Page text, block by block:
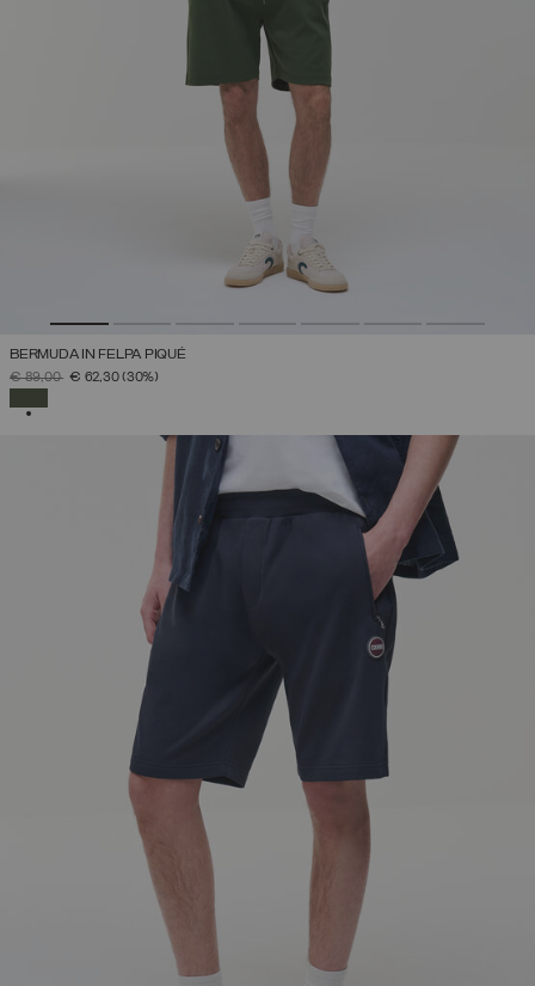
BERMUDA IN FELPA PIQUÉ
PREZZO RIDOTTO DA
€ 89,00A€ 62,30(30%)